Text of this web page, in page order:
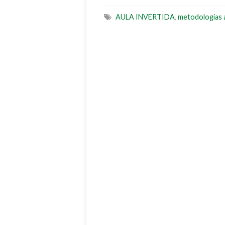
AULA INVERTIDA, metodologías